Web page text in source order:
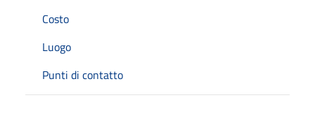
Costo
Luogo
Punti di contatto